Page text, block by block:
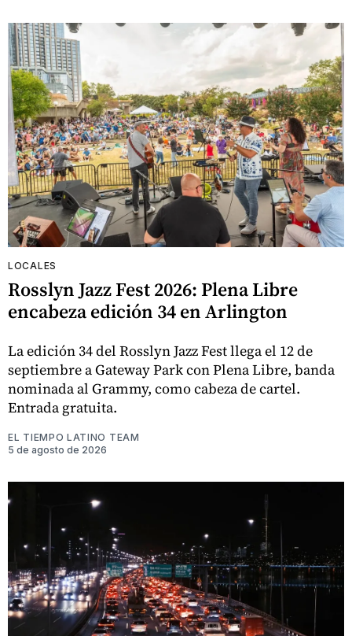
LOCALES
Rosslyn Jazz Fest 2026: Plena Libre
encabeza edición 34 en Arlington
La edición 34 del Rosslyn Jazz Fest llega el 12 de
septiembre a Gateway Park con Plena Libre, banda
nominada al Grammy, como cabeza de cartel.
Entrada gratuita.
EL TIEMPO LATINO TEAM
5 de agosto de 2026